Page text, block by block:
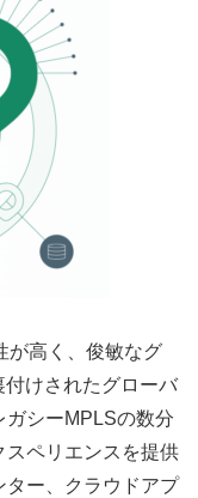
が高く、俊敏なグ
けされたグローバ
ガシーMPLSの数分
スペリエンスを提供
ター、クラウドアプ